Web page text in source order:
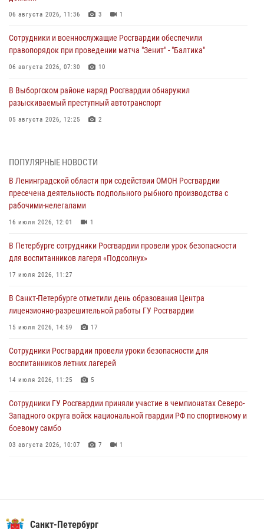
06 августа 2026, 11:36 3 1
Сотрудники и военнослужащие Росгвардии обеспечили
правопорядок при проведении матча "Зенит" - "Балтика"
06 августа 2026, 07:30 10
В Выборгском районе наряд Росгвардии обнаружил
разыскиваемый преступный автотранспорт
05 августа 2026, 12:25 2
Ленобласти
04 августа 2026, 14:05
В Зеленогорске сотрудники Росгвардии, став очевидцами
серьезного ДТП, вызвали на место происшествия спасателей, а
03 августа 2026, 14:15 3 1
Росгвардейцы приняли участие в Большом семейном фестивале
В Ленинградской области сотрудники Росгвардии обнаружили
пропавшего мальчика с нарушением слуха и помогли ему вернуться
03 августа 2026, 11:51
В Санкт-Петербурге при содействии СОБР Росгвардии задержаны
03 августа 2026, 10:15 1
ПОПУЛЯРНЫЕ НОВОСТИ
В Ленинградской области при содействии ОМОН Росгвардии
пресечена деятельность подпольного рыбного производства с
рабочими-нелегалами
16 июля 2026, 12:01 1
В Петербурге сотрудники Росгвардии провели урок безопасности
для воспитанников лагеря «Подсолнух»
17 июля 2026, 11:27
В Санкт-Петербурге отметили день образования Центра
лицензионно-разрешительной работы ГУ Росгвардии
15 июля 2026, 14:59 17
Сотрудники Росгвардии провели уроки безопасности для
воспитанников летних лагерей
14 июля 2026, 11:25 5
Сотрудники ГУ Росгвардии приняли участие в чемпионатах Северо-
Западного округа войск национальной гвардии РФ по спортивному и
боевому самбо
03 августа 2026, 10:07 7 1
В Красногвардейском районе росгвардейцы задержали хулигана,
Санкт-Петербург